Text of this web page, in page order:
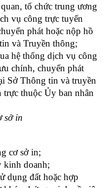
tổ chức trung ương
vụ công trực tuyến
phát hoặc nộp hồ
và Truyền thông;
hệ thống dịch vụ công
chính, chuyển phát
Sở Thông tin và truyền
thuộc Ủy ban nhân
sở in
cơ sở in;
kinh doanh;
dụng đất hoặc hợp